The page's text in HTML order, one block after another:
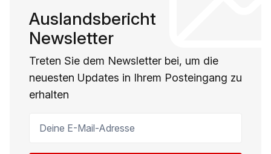
Auslandsbericht
Newsletter
Treten Sie dem Newsletter bei, um die
neuesten Updates in Ihrem Posteingang zu
erhalten